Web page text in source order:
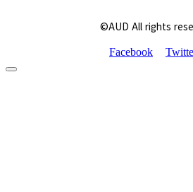
©AUD All rights
Facebook